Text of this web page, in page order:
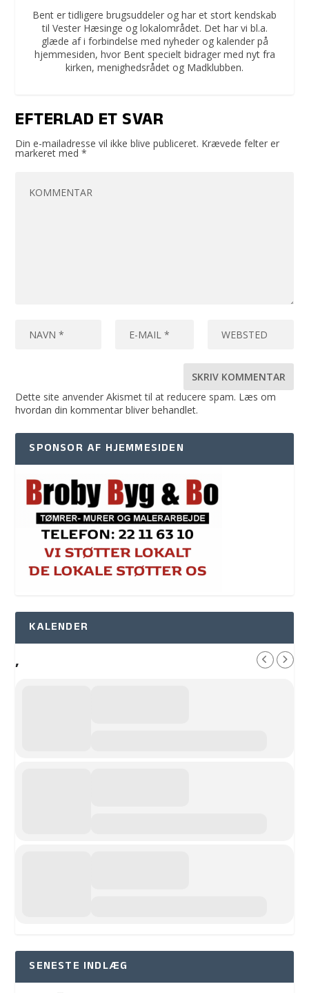
Bent er tidligere brugsuddeler og har et stort kendskab
til Vester Hæsinge og lokalområdet. Det har vi bl.a.
glæde af i forbindelse med nyheder og kalender på
hjemmesiden, hvor Bent specielt bidrager med nyt fra
kirken, menighedsrådet og Madklubben.
EFTERLAD ET SVAR
Din e-mailadresse vil ikke blive publiceret. Krævede felter er
markeret med*
Dette site anvender Akismet til at reducere spam. Læs om
hvordan din kommentar bliver behandlet.
SPONSOR AF HJEMMESIDEN
KALENDER
,
SENESTE INDLÆG